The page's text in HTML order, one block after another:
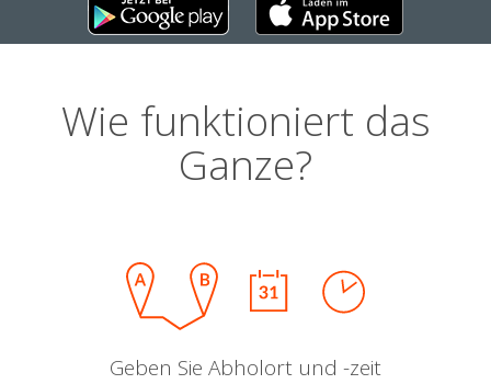
Wie funktioniert das
Ganze?
Geben Sie Abholort und -zeit